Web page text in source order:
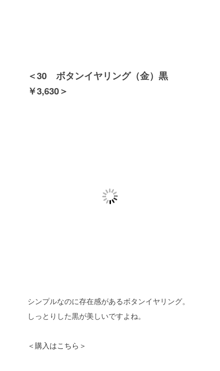
＜30 ボタンイヤリング（金）黒
￥3,630＞
シンプルなのに存在感があるボタンイヤリング。
しっとりした黒が美しいですよね。
＜購入はこちら＞